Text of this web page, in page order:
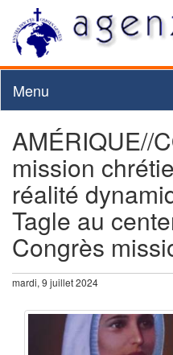
Menu
AMÉRIQUE//
mission
réalité
Tagle au
Congrès
mardi, 9 juillet 2024